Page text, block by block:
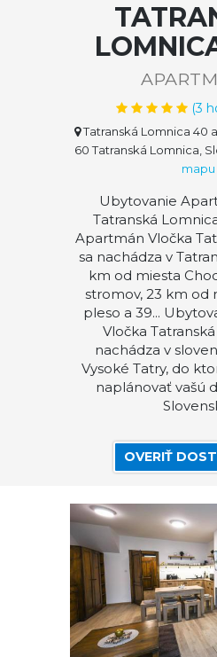
(3
Tatranská Lomnica 40
60 Tatranská Lomnica,
mapu
Ubytovanie
Tatranská
Apartmán Vločka
sa nachádza v
km od miesta
stromov, 23 km od
pleso a 39...
Vločka
nachádza v
Vysoké Tatry, do
naplánovať vašú
OVERIŤ